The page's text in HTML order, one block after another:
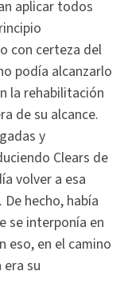
aplicar todos
con certeza del
podía alcanzarlo
la rehabilitación
de su alcance.
y
Clears de
volver a esa
hecho, había
se interponía en
eso, en el camino
su